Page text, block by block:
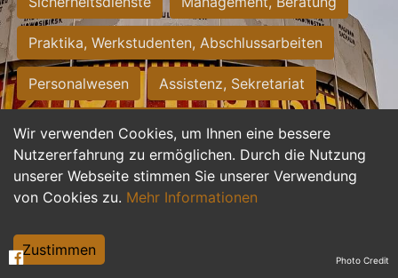
Wir verwenden Cookies, um Ihnen eine bessere
Nutzererfahrung zu ermöglichen. Durch die Nutzung
unserer Webseite stimmen Sie unserer Verwendung
von Cookies zu. Mehr Informationen
Zustimmen
Praktika, Werkstudenten, Abschlussarbeiten
Personalwesen Assistenz, Sekretariat
Hilfskräfte, Aushilfs- und Nebenjobs
Einkauf, Logistik, Materialwirtschaft
Weiterbildung, Studium, duale Ausbildung
Tourismus
Photo Credit